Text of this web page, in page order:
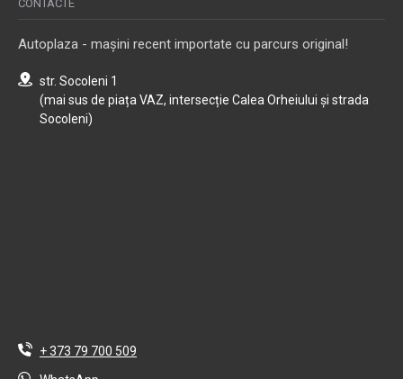
CONTACTE
Autoplaza - mașini recent importate cu parcurs original!
str. Socoleni 1
(mai sus de piața VAZ, intersecție Calea Orheiului și strada
Socoleni)
+ 373 79 700 509